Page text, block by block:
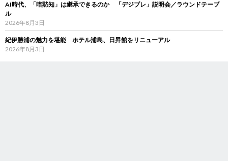
AI時代、「暗黙知」は継承できるのか 「デジブレ」説明会／ラウンドテーブ
ル
2026年8月3日
紀伊勝浦の魅力を堪能 ホテル浦島、日昇館をリニューアル
2026年8月3日